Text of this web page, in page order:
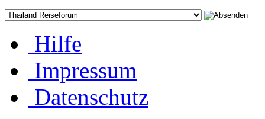
Hilfe
Impressum
Datenschutz